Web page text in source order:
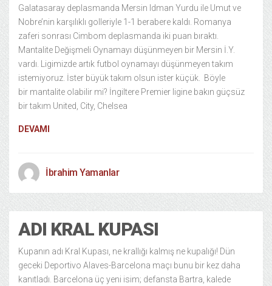
Galatasaray deplasmanda Mersin Idman Yurdu ile Umut ve
Nobre’nin karşılıklı golleriyle 1-1 berabere kaldı. Romanya
zaferi sonrası Cimbom deplasmanda iki puan bıraktı.
Mantalite Değişmeli Oynamayı düşünmeyen bir Mersin İ.Y.
vardı. Ligimizde artık futbol oynamayı düşünmeyen takım
istemiyoruz. İster büyük takım olsun ister küçük. Böyle
bir mantalite olabilir mi? İngiltere Premier ligine bakın güçsüz
bir takım United, City, Chelsea
DEVAMI
İbrahim Yamanlar
ADI KRAL KUPASI
Kupanın adı Kral Kupası, ne krallığı kalmış ne kupalığı! Dün
geceki Deportivo Alaves-Barcelona maçı bunu bir kez daha
kanıtladı. Barcelona üç yeni isim; defansta Bartra, kalede